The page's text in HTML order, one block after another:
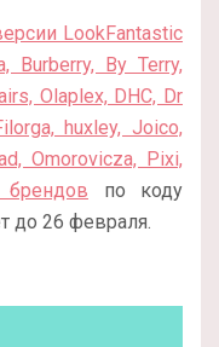
LookFantastic
By Terry,
Olaplex, DHC, Dr
huxley, Joico,
Omorovicza, Pixi,
по коду
до 26 февраля.